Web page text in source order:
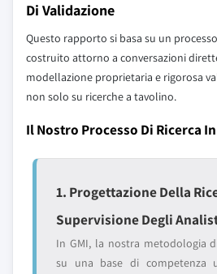
Di Validazione
Questo rapporto si basa su un
costruito attorno a conversazioni
modellazione proprietaria e rigorosa
non solo su ricerche a tavolino.
Il Nostro Processo Di Ricerca In
1. Progettazione Della
Supervisione Degli
In GMI, la nostra metodologia
su una base di competenza